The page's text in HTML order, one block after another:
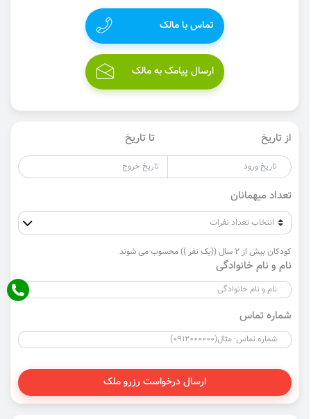
تماس با مالک
ارسال پیامک به مالک
از تاریخ تا تاریخ
تعداد میهمانان
کودکان بیش از 2 سال ((یک نفر )) محسوب می شوند
نام و نام خانوادگی
شماره تماس
ارسال درخواست رزرو ملک